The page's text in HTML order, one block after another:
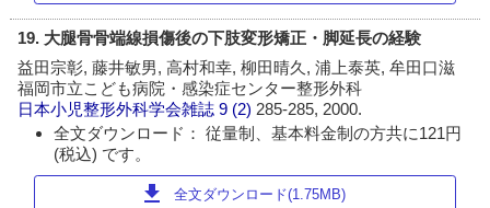
19. 大腿骨骨端線損傷後の下肢変形矯正・脚延長の経験
益田宗彰, 藤井敏男, 高村和幸, 柳田晴久, 浦上泰英, 牟田口滋
福岡市立こども病院・感染症センター整形外科
日本小児整形外科学会雑誌 9 (2) 285-285, 2000.
全文ダウンロード： 従量制、基本料金制の方共に121円
(税込) です。
download 全文ダウンロード(1.75MB)